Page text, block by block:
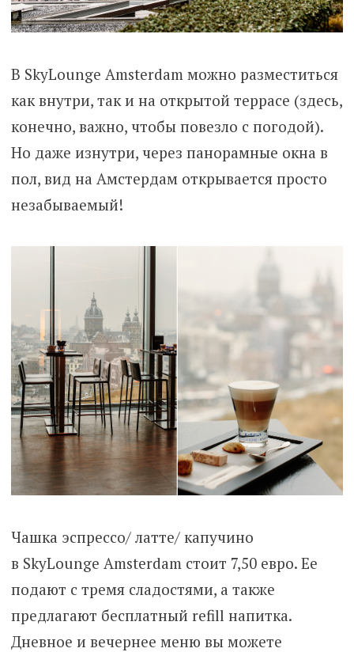
В SkyLounge Amsterdam можно разместиться
как внутри, так и на открытой террасе (здесь,
конечно, важно, чтобы повезло с погодой).
Но даже изнутри, через панорамные окна в
пол, вид на Амстердам открывается просто
незабываемый!
Чашка эспрессо/ латте/ капучино
в SkyLounge Amsterdam стоит 7,50 евро. Ее
подают с тремя сладостями, а также
предлагают бесплатный refill напитка.
Дневное и вечернее меню вы можете